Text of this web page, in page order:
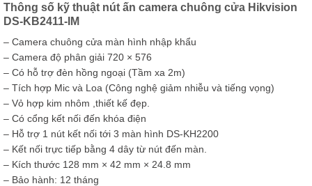
Thông số kỹ thuật nút ấn camera chuông cửa Hikvision
DS-KB2411-IM
– Camera chuông cửa màn hình nhập khẩu
– Camera độ phân giải 720 × 576
– Có hỗ trợ đèn hồng ngoại (Tầm xa 2m)
– Tích hợp Mic và Loa (Công nghệ giảm nhiễu và tiếng vọng)
– Vỏ hợp kim nhôm ,thiết kế đẹp.
– Có cổng kết nối đến khóa điện
– Hỗ trợ 1 nút kết nối tới 3 màn hình DS-KH2200
– Kết nối trực tiếp bằng 4 dây từ nút đến màn.
– Kích thước 128 mm × 42 mm × 24.8 mm
– Bảo hành: 12 tháng